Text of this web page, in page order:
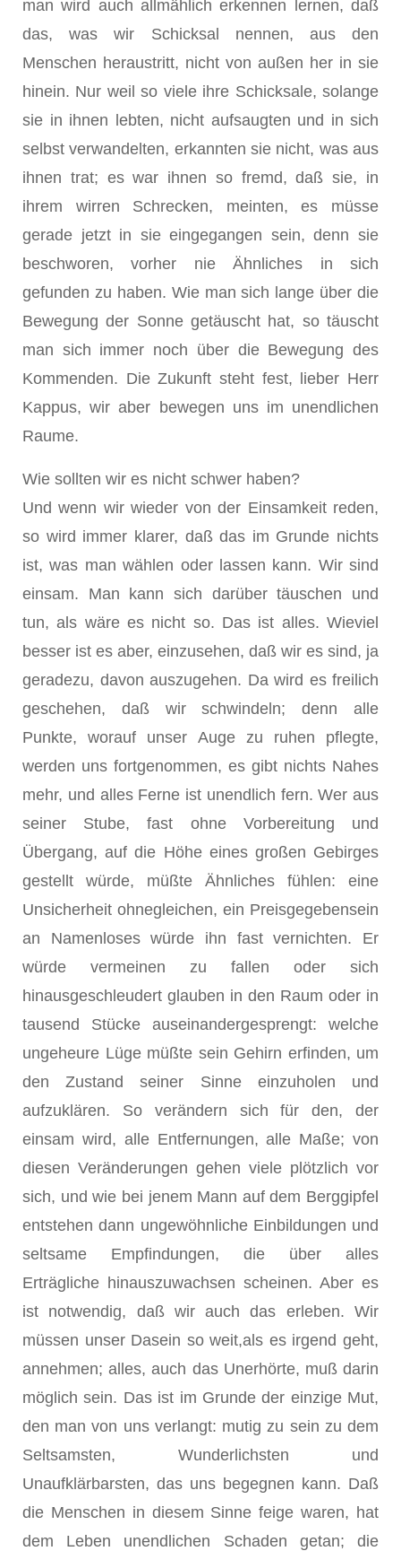
man wird auch allmählich erkennen lernen, daß
das, was wir Schicksal nennen, aus den
Menschen heraustritt, nicht von außen her in sie
hinein. Nur weil so viele ihre Schicksale, solange
sie in ihnen lebten, nicht aufsaugten und in sich
selbst verwandelten, erkannten sie nicht, was aus
ihnen trat; es war ihnen so fremd, daß sie, in
ihrem wirren Schrecken, meinten, es müsse
gerade jetzt in sie eingegangen sein, denn sie
beschworen, vorher nie Ähnliches in sich
gefunden zu haben. Wie man sich lange über die
Bewegung der Sonne getäuscht hat, so täuscht
man sich immer noch über die Bewegung des
Kommenden. Die Zukunft steht fest, lieber Herr
Kappus, wir aber bewegen uns im unendlichen
Raume.
Wie sollten wir es nicht schwer haben?
Und wenn wir wieder von der Einsamkeit reden,
so wird immer klarer, daß das im Grunde nichts
ist, was man wählen oder lassen kann. Wir sind
einsam. Man kann sich darüber täuschen und
tun, als wäre es nicht so. Das ist alles. Wieviel
besser ist es aber, einzusehen, daß wir es sind, ja
geradezu, davon auszugehen. Da wird es freilich
geschehen, daß wir schwindeln; denn alle
Punkte, worauf unser Auge zu ruhen pflegte,
werden uns fortgenommen, es gibt nichts Nahes
mehr, und alles Ferne ist unendlich fern. Wer aus
seiner Stube, fast ohne Vorbereitung und
Übergang, auf die Höhe eines großen Gebirges
gestellt würde, müßte Ähnliches fühlen: eine
Unsicherheit ohnegleichen, ein Preisgegebensein
an Namenloses würde ihn fast vernichten. Er
würde vermeinen zu fallen oder sich
hinausgeschleudert glauben in den Raum oder in
tausend Stücke auseinandergesprengt: welche
ungeheure Lüge müßte sein Gehirn erfinden, um
den Zustand seiner Sinne einzuholen und
aufzuklären. So verändern sich für den, der
einsam wird, alle Entfernungen, alle Maße; von
diesen Veränderungen gehen viele plötzlich vor
sich, und wie bei jenem Mann auf dem Berggipfel
entstehen dann ungewöhnliche Einbildungen und
seltsame Empfindungen, die über alles
Erträgliche hinauszuwachsen scheinen. Aber es
ist notwendig, daß wir auch das erleben. Wir
müssen unser Dasein so weit,als es irgend geht,
annehmen; alles, auch das Unerhörte, muß darin
möglich sein. Das ist im Grunde der einzige Mut,
den man von uns verlangt: mutig zu sein zu dem
Seltsamsten, Wunderlichsten und
Unaufklärbarsten, das uns begegnen kann. Daß
die Menschen in diesem Sinne feige waren, hat
dem Leben unendlichen Schaden getan; die